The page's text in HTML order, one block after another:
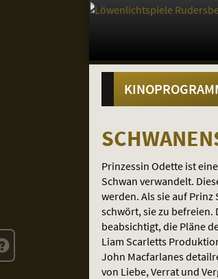
Springe
direkt
zum
Inhalt
,zum
Menü
.
Navigation
Gehe
Standortauswahl
Prinzessin Odette ist
Schwan verwandelt.
werden. Als sie auf
schwört, sie zu befreien.
beabsichtigt, die Pläne
Liam Scarletts
John Macfarlanes
von Liebe, Verrat und